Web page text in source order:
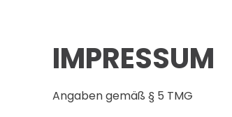
IMPRESSUM
Angaben gemäß § 5 TMG